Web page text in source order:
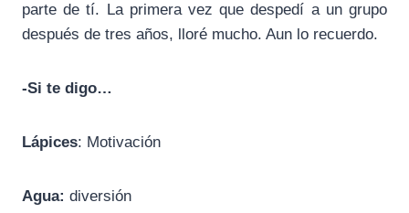
parte de tí. La primera vez que despedí a un grupo
después de tres años, lloré mucho. Aun lo recuerdo.
-Si te digo…
Lápices: Motivación
Agua: diversión